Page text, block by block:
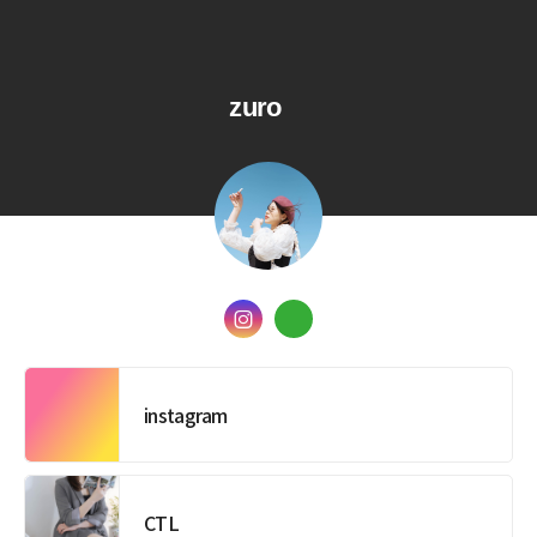
zuro
instagram
CTL